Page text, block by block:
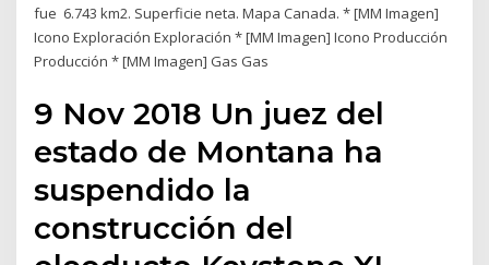
fue 6.743 km2. Superficie neta. Mapa Canada. * [MM Imagen]
Icono Exploración Exploración * [MM Imagen] Icono Producción
Producción * [MM Imagen] Gas Gas
9 Nov 2018 Un juez del
estado de Montana ha
suspendido la
construcción del